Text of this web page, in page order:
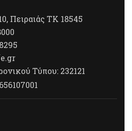
Πειραιάς ΤΚ 18545
Τύπου: 232121